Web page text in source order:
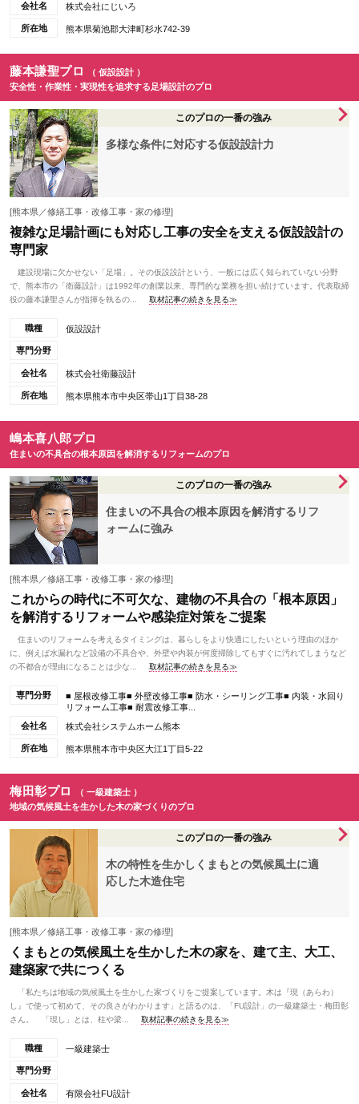
会社名 株式会社にじいろ
所在地 熊本県菊池郡大津町杉水742-39
藤本謙聖プロ
（ 仮設設計 ）
安全性・作業性・実現性を追求する足場設計のプロ
このプロの一番の強み
多様な条件に対応する仮設設計力
[熊本県／修繕工事・改修工事・家の修理]
複雑な足場計画にも対応し工事の安全を支える仮設設計の
専門家
建設現場に欠かせない「足場」。その仮設設計という、一般には広く知られていない分野
で、熊本市の「衛藤設計」は1992年の創業以来、専門的な業務を担い続けています。代表取締
役の藤本謙聖さんが指揮を執るの...
取材記事の続きを見る≫
職種 仮設設計
専門分野
会社名 株式会社衛藤設計
所在地 熊本県熊本市中央区帯山1丁目38-28
嶋本喜八郎プロ
住まいの不具合の根本原因を解消するリフォームのプロ
このプロの一番の強み
住まいの不具合の根本原因を解消するリフ
ォームに強み
[熊本県／修繕工事・改修工事・家の修理]
これからの時代に不可欠な、建物の不具合の「根本原因」
を解消するリフォームや感染症対策をご提案
住まいのリフォームを考えるタイミングは、暮らしをより快適にしたいという理由のほか
に、例えば水漏れなど設備の不具合や、外壁や内装が何度掃除してもすぐに汚れてしまうなど
の不都合が理由になることは少な...
取材記事の続きを見る≫
専門分野
■ 屋根改修工事■ 外壁改修工事■ 防水・シーリング工事■ 内装・水回り
リフォーム工事■ 耐震改修工事...
会社名
株式会社システムホーム熊本
所在地 熊本県熊本市中央区大江1丁目5-22
梅田彰プロ
（ 一級建築士 ）
地域の気候風土を生かした木の家づくりのプロ
このプロの一番の強み
木の特性を生かしくまもとの気候風土に適
応した木造住宅
[熊本県／修繕工事・改修工事・家の修理]
くまもとの気候風土を生かした木の家を、建て主、大工、
建築家で共につくる
「私たちは地域の気候風土を生かした家づくりをご提案しています。木は『現（あらわ）
し』で使って初めて、その良さがわかります」と語るのは、「FU設計」の一級建築士・梅田彰
さん。 「現し」とは、柱や梁...
取材記事の続きを見る≫
職種 一級建築士
専門分野
会社名 有限会社FU設計